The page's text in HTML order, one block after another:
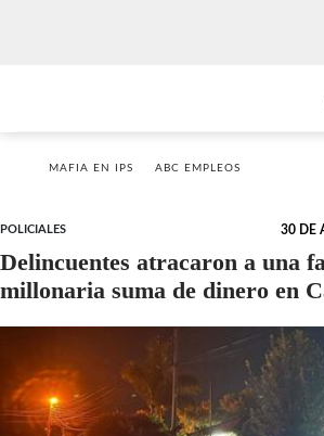
MAFIA EN IPS ABC EMPLEOS
POLICIALES 30 DE
Delincuentes atracaron a una
millonaria suma de dinero en